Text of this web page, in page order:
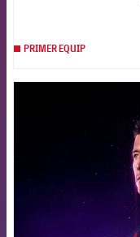
PRIMER EQUIP